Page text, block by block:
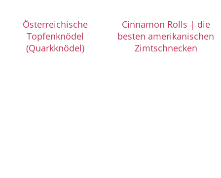
Österreichische
Topfenknödel
(Quarkknödel)
Cinnamon Rolls | die
besten amerikanischen
Zimtschnecken